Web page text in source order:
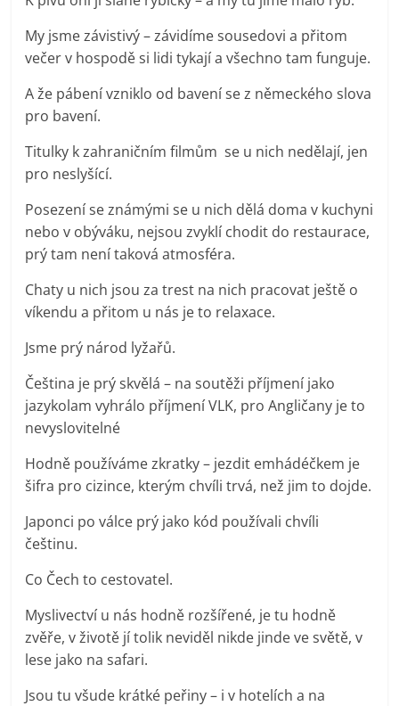
My jsme závistivý – závidíme sousedovi a přitom
večer v hospodě si lidi tykají a všechno tam funguje.
A že pábení vzniklo od bavení se z německého slova
pro bavení.
Titulky k zahraničním filmům se u nich nedělají, jen
pro neslyšící.
Posezení se známými se u nich dělá doma v kuchyni
nebo v obýváku, nejsou zvyklí chodit do restaurace,
prý tam není taková atmosféra.
Chaty u nich jsou za trest na nich pracovat ještě o
víkendu a přitom u nás je to relaxace.
Jsme prý národ lyžařů.
Čeština je prý skvělá – na soutěži příjmení jako
jazykolam vyhrálo příjmení VLK, pro Angličany je to
nevyslovitelné
Hodně používáme zkratky – jezdit emhádéčkem je
šifra pro cizince, kterým chvíli trvá, než jim to dojde.
Japonci po válce prý jako kód používali chvíli
češtinu.
Co Čech to cestovatel.
Myslivectví u nás hodně rozšířené, je tu hodně
zvěře, v životě jí tolik neviděl nikde jinde ve světě, v
lese jako na safari.
Jsou tu všude krátké peřiny – i v hotelích a na